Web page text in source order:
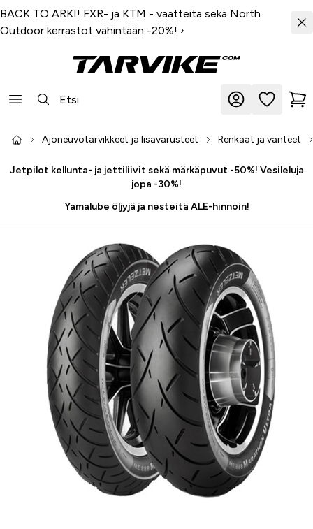
BACK TO ARKI! FXR- ja KTM - vaatteita sekä North
Outdoor kerrastot vähintään -20%! ›
Ajoneuvotarvikkeet ja lisävarusteet Renkaat ja vanteet
Jetpilot kellunta- ja jettiliivit sekä märkäpuvut -50%! Vesileluja
jopa -30%!
Yamalube öljyjä ja nesteitä ALE-hinnoin!